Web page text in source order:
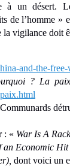
à un désert.
de l’homme »
vigilance doit
and-the-
? La
: « War Is A
an Economic
dont voici un